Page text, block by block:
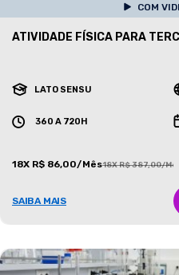
COM
ATIVIDADE FÍSICA PARA
LATO SENSU
360 A 720H
18X R$ 86,00/Mês18X R$ 387,00/Mês
SAIBA MAIS